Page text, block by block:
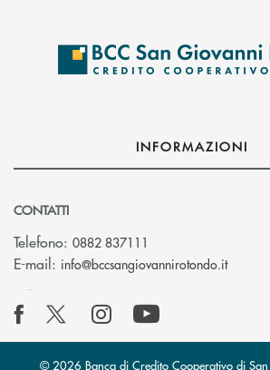
INFORMAZIONI
CONTATTI
Telefono: 0882 837111
E-mail: info@bccsangiovannirotondo.it(si
© 2026 Banca di Credito Cooperativo di